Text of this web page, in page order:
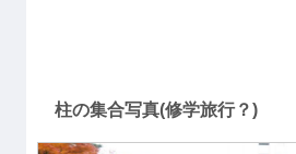
柱の集合写真(修学旅行？)